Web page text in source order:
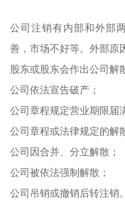
公司注销有内部和外部
善，市场不好等。外部原
股东或股东会作出公司解
公司依法宣告破产；
公司章程规定营业期限届
公司章程或法律规定的解
公司因合并、分立解散；
公司被依法强制解散；
公司吊销或撤销后转注销。